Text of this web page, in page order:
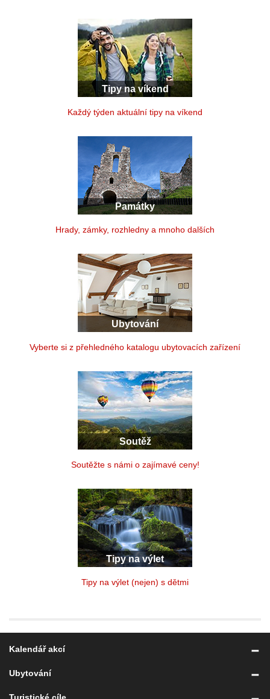
Tipy na víkend
Každý týden aktuální tipy na víkend
Památky
Hrady, zámky, rozhledny a mnoho dalších
Ubytování
Vyberte si z přehledného katalogu ubytovacích zařízení
Soutěž
Soutěžte s námi o zajímavé ceny!
Tipy na výlet
Tipy na výlet (nejen) s dětmi
Kalendář akcí
Ubytování